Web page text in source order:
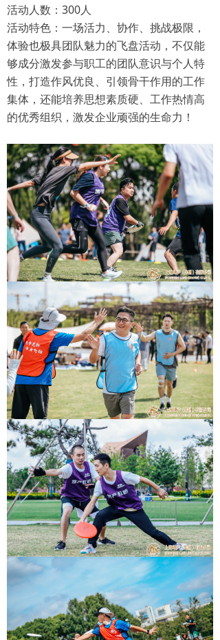
活动人数：300人
活动特色：一场活力、协作、挑战极限，
体验也极具团队魅力的飞盘活动，不仅能
够成分激发参与职工的团队意识与个人特
性，打造作风优良、引领骨干作用的工作
集体，还能培养思想素质硬、工作热情高
的优秀组织，激发企业顽强的生命力！